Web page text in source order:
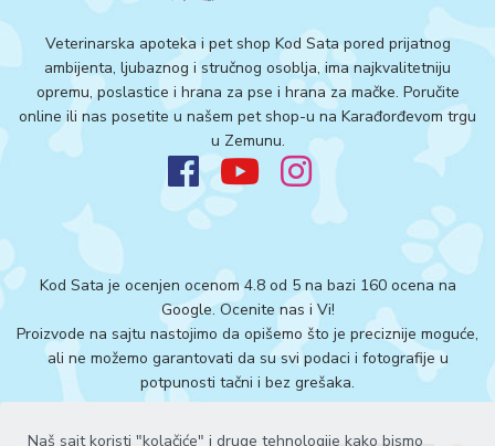
Naš sajt koristi "kolačiće" i druge tehnologije kako bismo
Veterinarska apoteka i pet shop Kod Sata pored prijatnog
ambijenta, ljubaznog i stručnog osoblja, ima najkvalitetniju
opremu, poslastice i hrana za pse i hrana za mačke. Poručite
online ili nas posetite u našem pet shop-u na Karađorđevom trgu
u Zemunu.
Kod Sata je ocenjen ocenom 4.8 od 5 na bazi 160 ocena na
Google.Ocenite nas i Vi!
Proizvode na sajtu nastojimo da opišemo što je preciznije moguće,
ali ne možemo garantovati da su svi podaci i fotografije u
potpunosti tačni i bez grešaka.